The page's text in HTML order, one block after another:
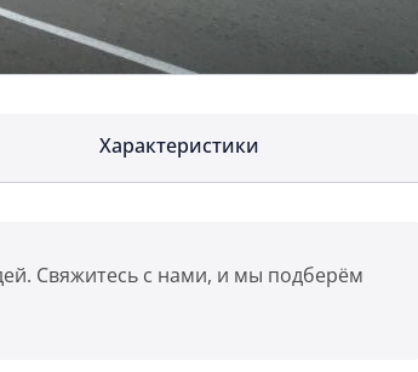
Характеристики
Свяжитесь с нами, и мы подберём